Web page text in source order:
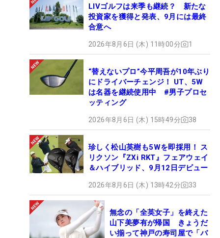
LIVゴルフは来季も継続？ 新たな
投資家を獲得と発表、9月には最終
合意へ
2026年8月6日 (木) 11時00分 1
“替えないプロ”今平周吾が10年ぶり
にドライバーチェンジ！ UT、5W
は名器を継続使用中 #男子プロセ
ッティング
2026年8月6日 (木) 15時49分 38
珍しく松山英樹も5Wを即採用！ ス
リクソン『ZXi RKT』フェアウェイ
＆ハイブリッド、9月12日デビュー
2026年8月6日 (木) 13時42分 33
無念の「全英女子」を終えた
山下美夢有が帰国 きょうだ
い揃って神戸の寿司屋で「バ